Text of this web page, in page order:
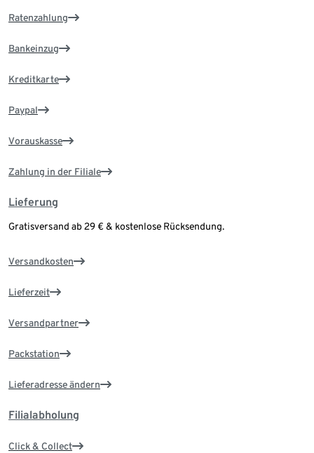
Ratenzahlung
Bankeinzug
Kreditkarte
Paypal
Vorauskasse
Zahlung in der Filiale
Lieferung
Gratisversand ab 29 € & kostenlose Rücksendung.
Versandkosten
Lieferzeit
Versandpartner
Packstation
Lieferadresse ändern
Filialabholung
Click & Collect